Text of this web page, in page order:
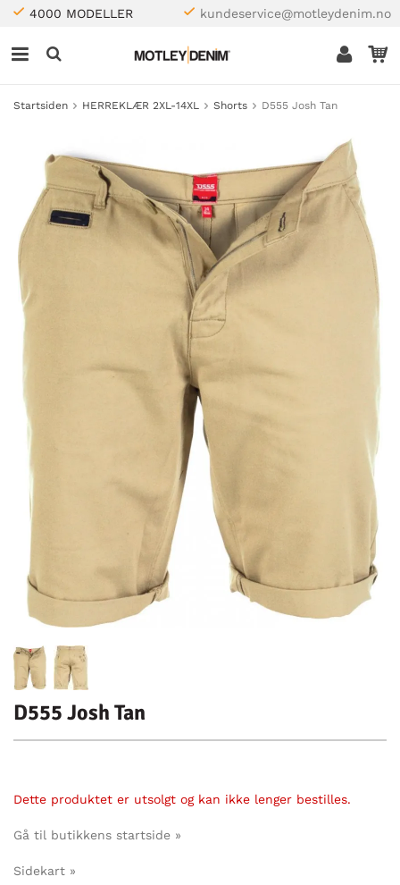
4000 MODELLER kundeservice@motleydenim.no
Startsiden HERREKLÆR 2XL-14XL Shorts D555 Josh Tan
D555 Josh Tan
Dette produktet er utsolgt og kan ikke lenger bestilles.
Gå til butikkens startside »
Sidekart »